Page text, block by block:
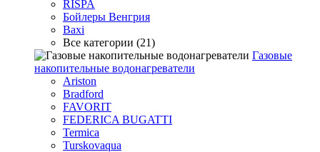
RISPA
Бойлеры Венгрия
Baxi
Все категории (21)
Газовые
накопительные водонагреватели
Ariston
Bradford
FAVORIT
FEDERICA BUGATTI
Termica
Turskovaqua